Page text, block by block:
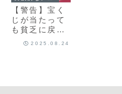
【警告】宝く
じが当たって
も貧乏に戻る
理由｜潜在意
2025.08.24